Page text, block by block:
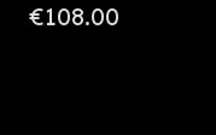
€108.00